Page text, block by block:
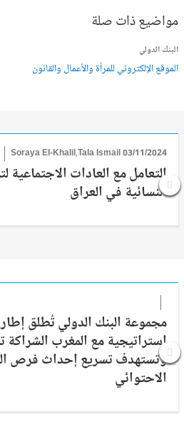
مواضيع ذات صلة
البنك الدولي
الموقع الإلكتروني للمرأة والأعمال والقانون
Soraya El-Khalil,Tala Ismail03/11/2024
التعامل مع العادات الاجتماعية
النسائية في العراق
مجموعة البنك الدولي تُطلق
إستراتيجية مع المغرب
وتستهدف تسريع إحداث فرص
الاحتوائي